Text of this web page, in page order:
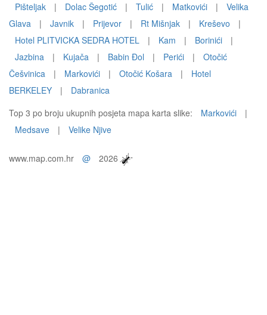
Pišteljak
| Dolac Šegotić | Tulić | Matkovići |
Velika
Glava
| Javnik | Prijevor | Rt Mišnjak | Kreševo
|
Hotel PLITVICKA SEDRA HOTEL
| Kam | Borinići
|
Jazbina
| Kujača | Babin Ðol | Perići |
Otočić
Češvinica
| Markovići | Otočić Košara |
Hotel
BERKELEY
|
Dabranica
Top 3 po broju ukupnih posjeta mapa karta slike:
Markovići
|
Medsave
| Velike Njive
www.map.com.hr @ 2026